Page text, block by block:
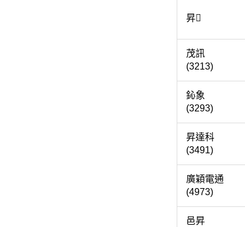
昇
茂
(3213)
鈊
(3293)
昇
(3491)
廣穎
(4973)
邑